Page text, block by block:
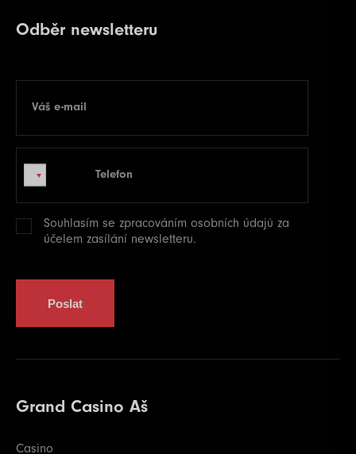
Odběr newsletteru
Váš e-mail
Telefon
Souhlasím se zpracováním osobních údajů za
účelem zasílání newsletteru.
Poslat
Grand Casino Aš
Casino